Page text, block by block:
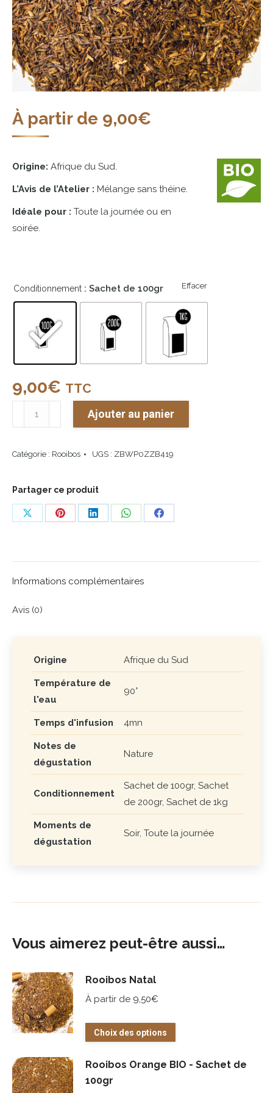
À partir de 9,00€
Origine: Afrique du Sud.
L’Avis de l’Atelier : Mélange sans théine.
Idéale pour : Toute la journée ou en
soirée.
Conditionnement : Sachet de 100gr Effacer
9,00€ TTC
de
Nature
Ajouter au panier
Catégorie : Rooibos UGS : ZBWP0ZZB419
Partager ce produit
Share
Share
Share
Share
Share
Informations complémentaires
Avis (0)
Origine Afrique du Sud
Température de
l'eau
90°
Temps d'infusion 4mn
Notes de
dégustation
Nature
Conditionnement
Sachet de 100gr, Sachet
de 200gr, Sachet de 1kg
Moments de
dégustation
Soir, Toute la journée
Vous aimerez peut-être aussi…
Rooibos Natal
À partir de 9,50€
Choix des options
a
Rooibos Orange BIO - Sachet de
100gr